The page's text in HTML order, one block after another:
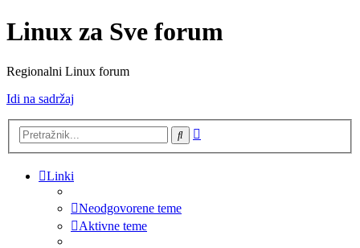
Linux za Sve forum
Regionalni Linux forum
Idi na sadržaj
Pretražnik
Linki
Neodgovorene teme
Aktivne teme